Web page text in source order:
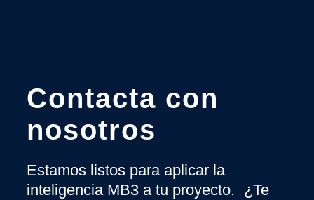
Contacta con
nosotros
Estamos listos para aplicar la
inteligencia MB3 a tu proyecto. ¿Te